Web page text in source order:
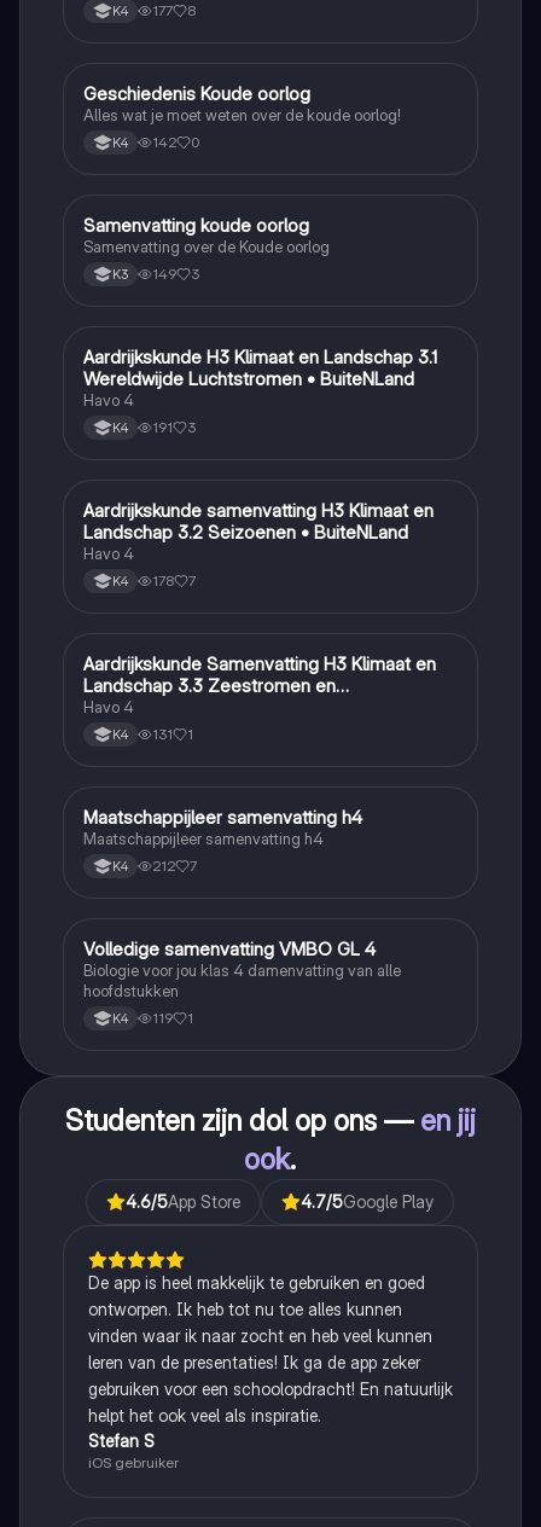
K4 177 8
Geschiedenis
Geschiedenis Koude oorlog
Alles wat je moet weten over de koude oorlog!
K4 142 0
Geschiedenis
Samenvatting koude oorlog
Samenvatting over de Koude oorlog
K3 149 3
Aardrijkskunde
Aardrijkskunde H3 Klimaat en Landschap 3.1
Wereldwijde Luchtstromen • BuiteNLand
Havo 4
K4 191 3
Aardrijkskunde
Aardrijkskunde samenvatting H3 Klimaat en
Landschap 3.2 Seizoenen • BuiteNLand
Havo 4
K4 178 7
Aardrijkskunde
Aardrijkskunde Samenvatting H3 Klimaat en
Landschap 3.3 Zeestromen en
Klimaatgebieden • BuiteNLand
Havo 4
K4 131 1
Maatschappijleer
Maatschappijleer samenvatting h4
Maatschappijleer samenvatting h4
K4 212 7
Biologie
Volledige samenvatting VMBO GL 4
Biologie voor jou klas 4 damenvatting van alle
hoofdstukken
K4 119 1
Studenten zijn dol op ons — en jij
ook.
4.6/5App Store 4.7/5Google Play
De app is heel makkelijk te gebruiken en goed
ontworpen. Ik heb tot nu toe alles kunnen
vinden waar ik naar zocht en heb veel kunnen
leren van de presentaties! Ik ga de app zeker
gebruiken voor een schoolopdracht! En natuurlijk
helpt het ook veel als inspiratie.
Stefan S
iOS gebruiker